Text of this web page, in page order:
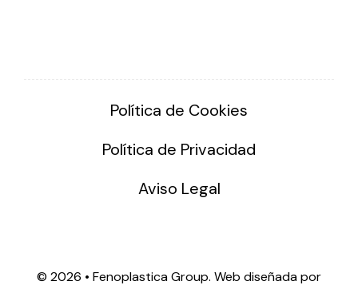
Política de Cookies
Política de Privacidad
Aviso Legal
© 2026 • Fenoplastica Group. Web diseñada por